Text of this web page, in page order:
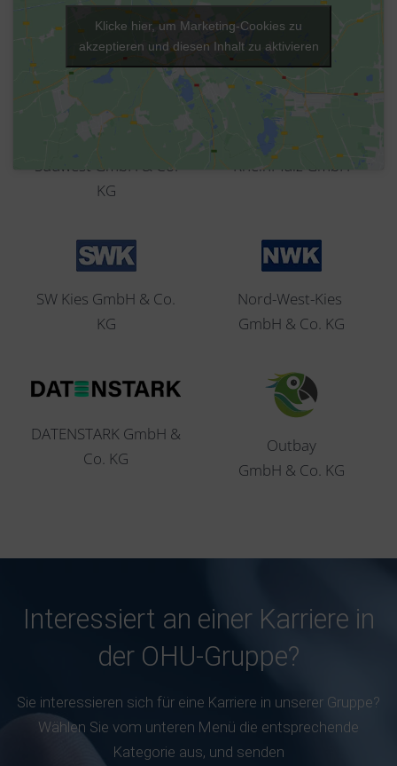
Klicke hier, um Marketing-Cookies zu
akzeptieren und diesen Inhalt zu aktivieren
Partner
Baustoff Logistik
Südwest GmbH & Co.
KG
BodenVerwertung-
RheinPfalz GmbH
SW Kies GmbH & Co.
KG
Nord-West-Kies
GmbH & Co. KG
DATENSTARK GmbH &
Co. KG
Outbay
GmbH & Co. KG
Interessiert an einer Karriere in
der OHU-Gruppe?
Sie interessieren sich für eine Karriere in unserer Gruppe?
Wählen Sie vom unteren Menü die entsprechende
Kategorie aus, und senden